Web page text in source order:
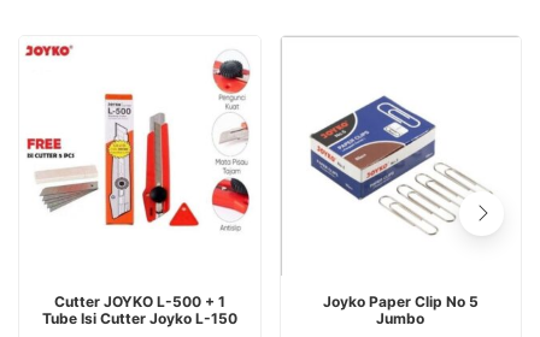
Cutter JOYKO L-500 + 1
Tube Isi Cutter Joyko L-150
Joyko Paper Clip No 5
Jumbo